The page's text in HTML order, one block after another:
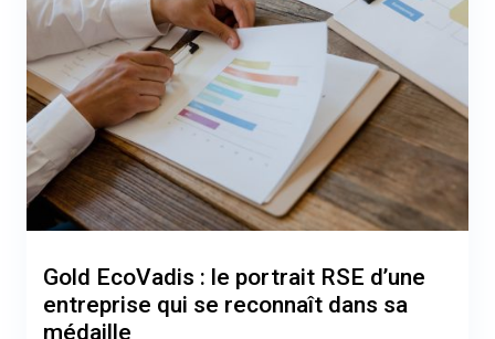
Gold EcoVadis : le portrait RSE d’une
entreprise qui se reconnaît dans sa
médaille